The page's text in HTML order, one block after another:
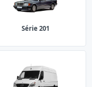
Série 201